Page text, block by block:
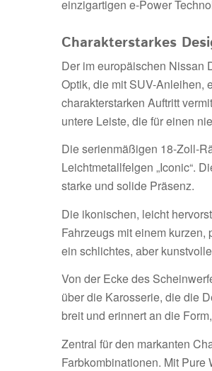
einzigartigen e-Power
Charakterstarkes
Der im europäischen Nissan
Optik, die mit SUV-Anleihen,
charakterstarken Auftritt
untere Leiste, die für einen
Die serienmäßigen 18-Zoll-
Leichtmetallfelgen „Iconic“.
starke und solide Präsenz.
Die ikonischen, leicht
Fahrzeugs mit einem
ein schlichtes, aber
Von der Ecke des
über die Karosserie, die die
breit und erinnert an die
Zentral für den markanten
Farbkombinationen. Mit